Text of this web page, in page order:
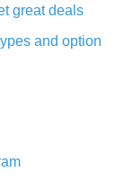
great deals
and option
on
for AliExpress
and what are